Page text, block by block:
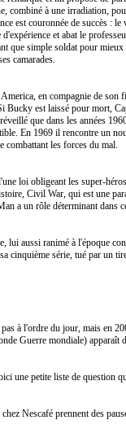
combiné à une irradiation,
est couronnée de succès :
et abat le
que simple soldat pour
camarades.
en compagnie de son
Bucky est laissé pour mort,
que dans les années
En 1969 il rencontre un
combattant les forces du mal.
loi obligeant les super-
Civil War, qui est une
a un rôle déterminant dans
lui aussi ranimé à l'époque
cinquième série, tué par un
à l'ordre du jour, mais en
Guerre mondiale) apparaît
une petite liste de question
Nescafé prennent des